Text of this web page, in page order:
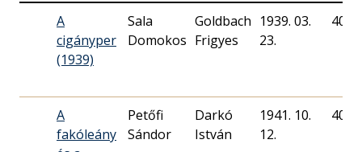
A
cigányper
(1939)
Sala
Domokos
Goldbach
Frigyes
1939. 03.
23.
40
A
fakóleány
Petőfi
Sándor
Darkó
István
1941. 10.
12.
40